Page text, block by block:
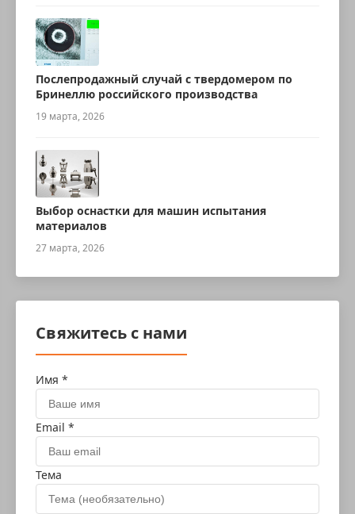
Послепродажный случай с твердомером по
Бринеллю российского производства
19 марта, 2026
Выбор оснастки для машин испытания
материалов
27 марта, 2026
Свяжитесь с нами
Имя *
Email *
Тема